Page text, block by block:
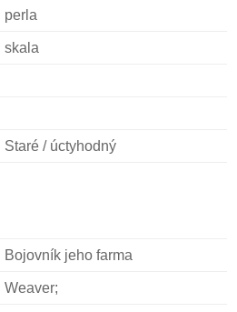
perla
skala
Staré / úctyhodný
Bojovník jeho farma
Weaver;